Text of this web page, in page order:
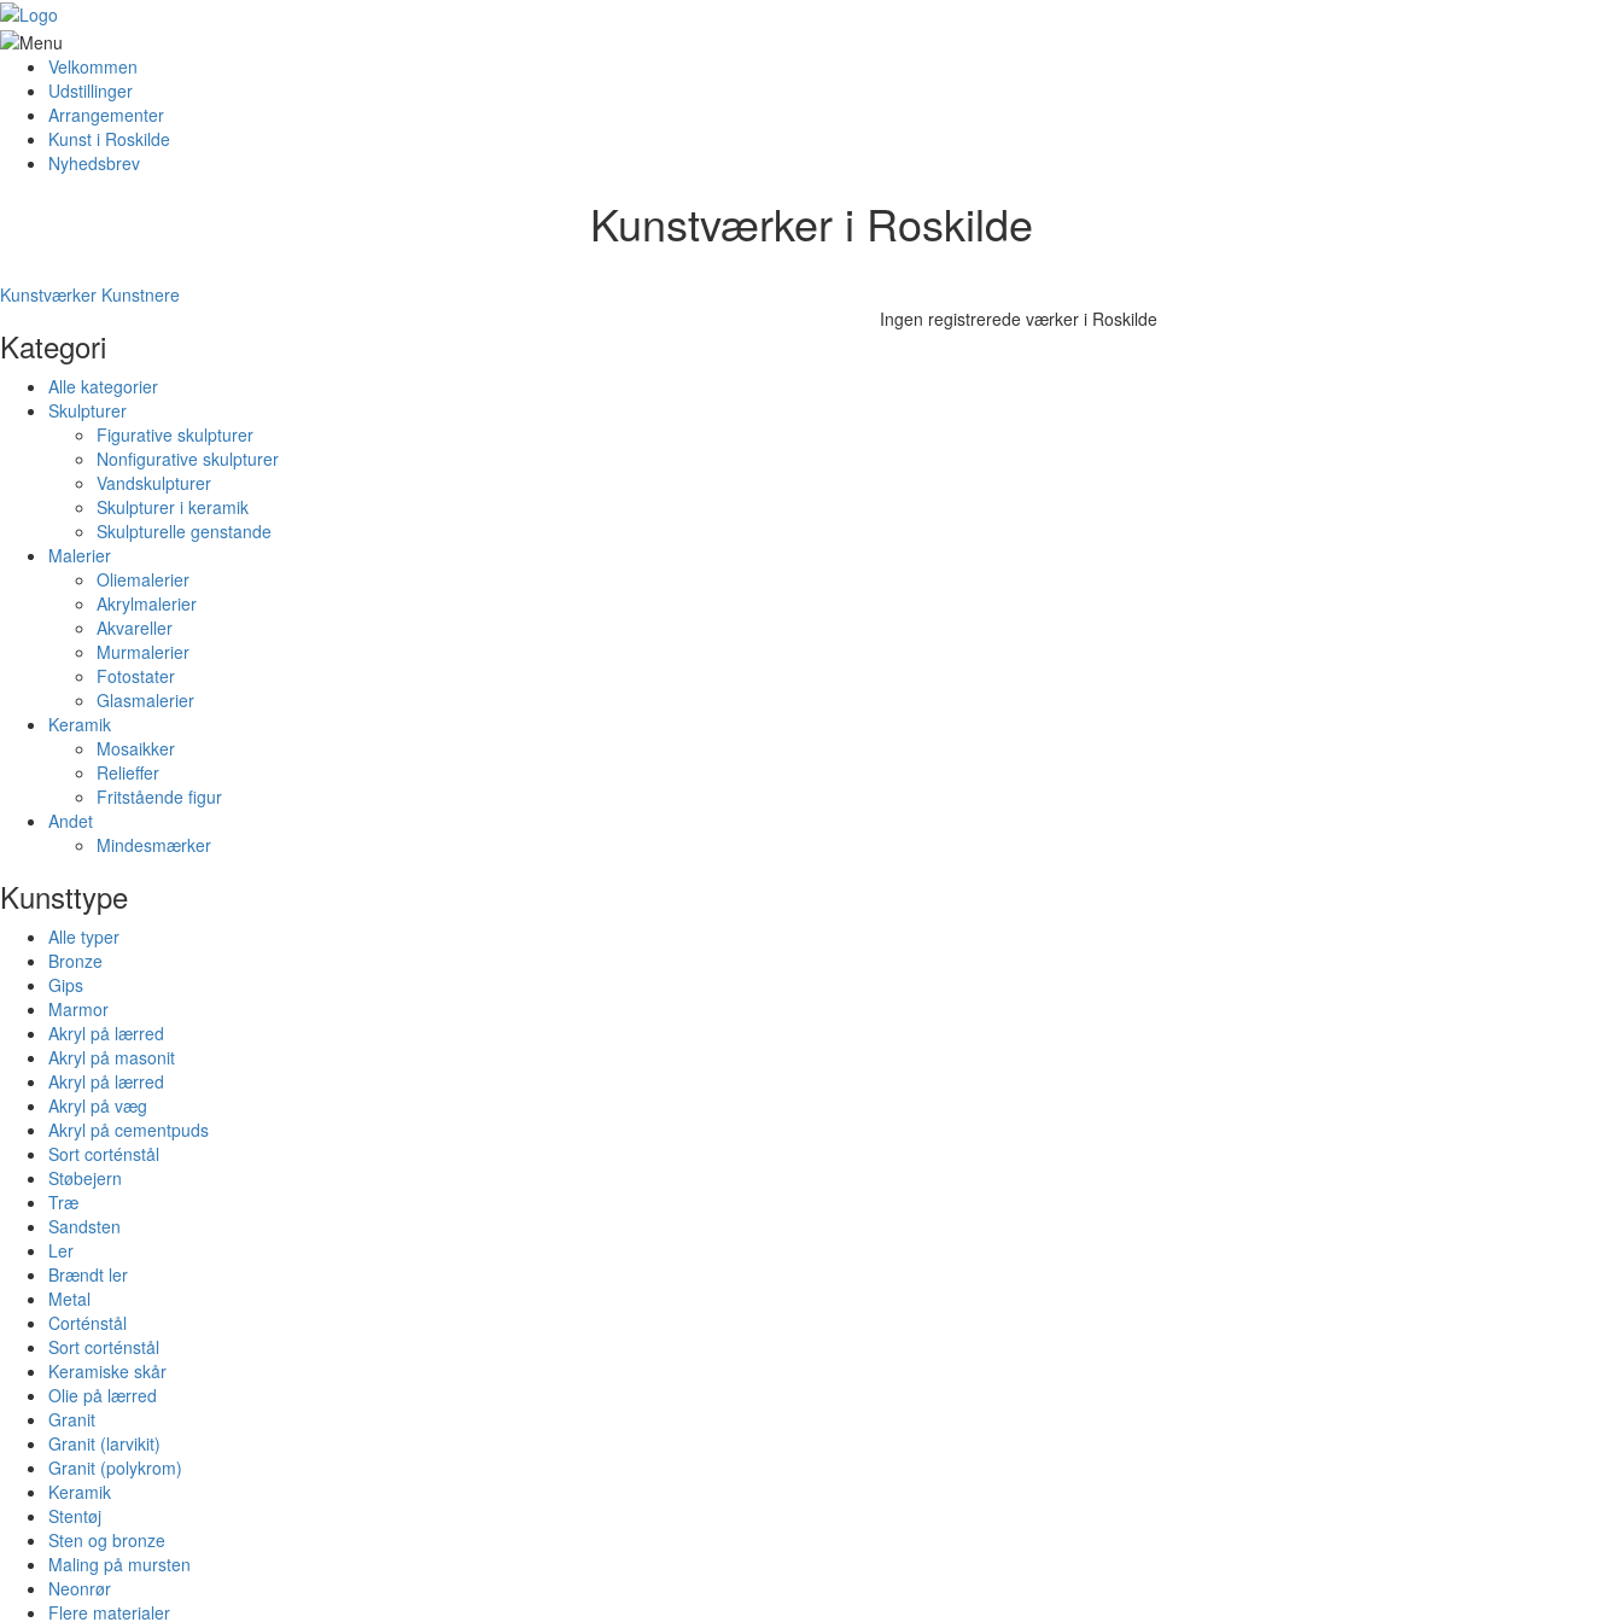
Velkommen
Udstillinger
Arrangementer
Kunst i Roskilde
Nyhedsbrev
Kunstværker i Roskilde
Kunstværker Kunstnere
Kategori
Alle kategorier
Skulpturer
Figurative skulpturer
Nonfigurative skulpturer
Vandskulpturer
Skulpturer i keramik
Skulpturelle genstande
Malerier
Oliemalerier
Akrylmalerier
Akvareller
Murmalerier
Fotostater
Glasmalerier
Keramik
Mosaikker
Relieffer
Fritstående figur
Andet
Mindesmærker
Kunsttype
Alle typer
Bronze
Gips
Marmor
Akryl på lærred
Akryl på masonit
Akryl på lærred
Akryl på væg
Akryl på cementpuds
Sort corténstål
Støbejern
Træ
Sandsten
Ler
Brændt ler
Metal
Corténstål
Sort corténstål
Keramiske skår
Olie på lærred
Granit
Granit (larvikit)
Granit (polykrom)
Keramik
Stentøj
Sten og bronze
Maling på mursten
Neonrør
Flere materialer
Ingen registrerede værker i Roskilde